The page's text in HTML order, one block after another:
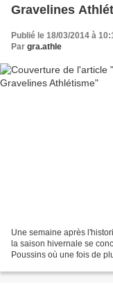
Gravelines
Publié le 18/03/2014 à
Par gra.athle
Une semaine après
la saison hivernale se
Poussins où une fois de